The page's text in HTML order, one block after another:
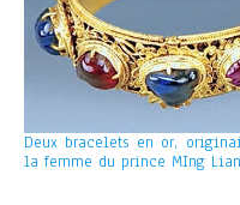
Deux bracelets en or,
la femme du prince MIng